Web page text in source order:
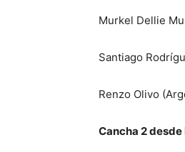
Murkel Dellie
Santiago
Renzo Olivo
Cancha 2 desde